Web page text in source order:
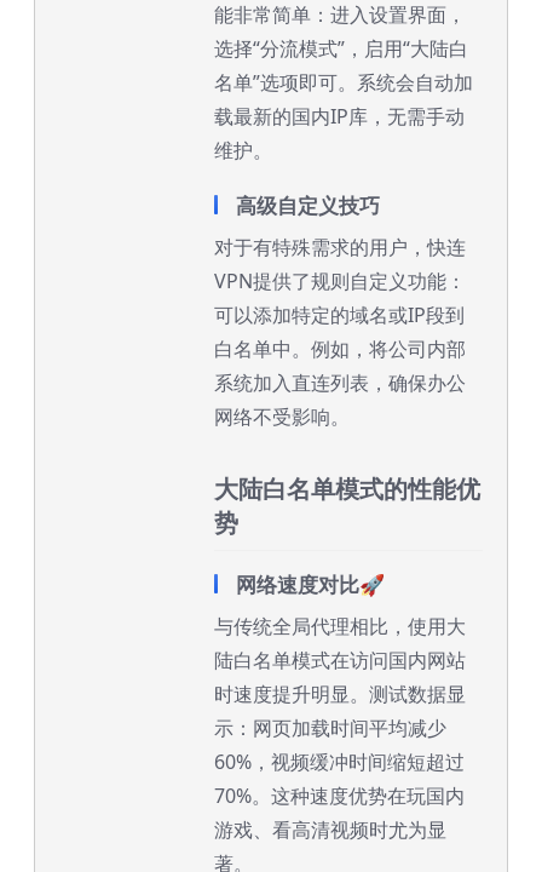
能非常简单：进入设置界面，
选择“分流模式”，启用“大陆白
名单”选项即可。系统会自动加
载最新的国内IP库，无需手动
维护。
高级自定义技巧
对于有特殊需求的用户，快连
VPN提供了规则自定义功能：
可以添加特定的域名或IP段到
白名单中。例如，将公司内部
系统加入直连列表，确保办公
网络不受影响。
大陆白名单模式的性能优
势
网络速度对比🚀
与传统全局代理相比，使用大
陆白名单模式在访问国内网站
时速度提升明显。测试数据显
示：网页加载时间平均减少
60%，视频缓冲时间缩短超过
70%。这种速度优势在玩国内
游戏、看高清视频时尤为显
著。